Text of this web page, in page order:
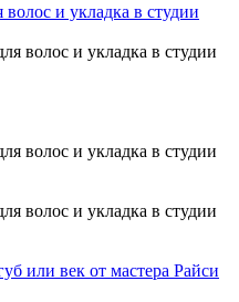
и укладка в студии
или век от мастера Райси